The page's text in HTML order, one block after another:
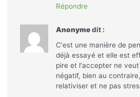
Répondre
Anonyme dit :
C'est une manière de
déjà essayé et elle est
pire et l'accepter ne
négatif, bien au
relativiser et ne pas